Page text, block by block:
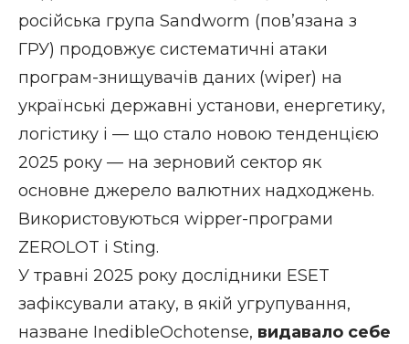
російська група Sandworm (пов’язана з
ГРУ) продовжує систематичні атаки
програм-знищувачів даних (wiper) на
українські державні установи, енергетику,
логістику і — що стало новою тенденцією
2025 року — на зерновий сектор як
основне джерело валютних надходжень.
Використовуються wipper-програми
ZEROLOT і Sting.
У травні 2025 року дослідники ESET
зафіксували атаку, в якій угрупування,
назване InedibleOchotense, видавало себе